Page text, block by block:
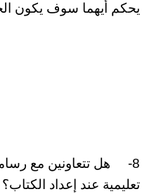
يحكم أيهما سوف يكون
8- هل تتعاونين مع
تعليمية عند إعداد